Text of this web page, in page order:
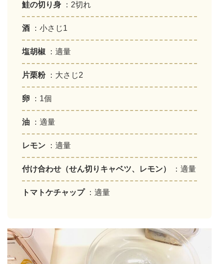
鮭の切り身 ：2切れ
酒 ：小さじ1
塩胡椒 ：適量
片栗粉 ：大さじ2
卵 ：1個
油 ：適量
レモン ：適量
付け合わせ（せん切りキャベツ、レモン） ：適量
トマトケチャップ ：適量